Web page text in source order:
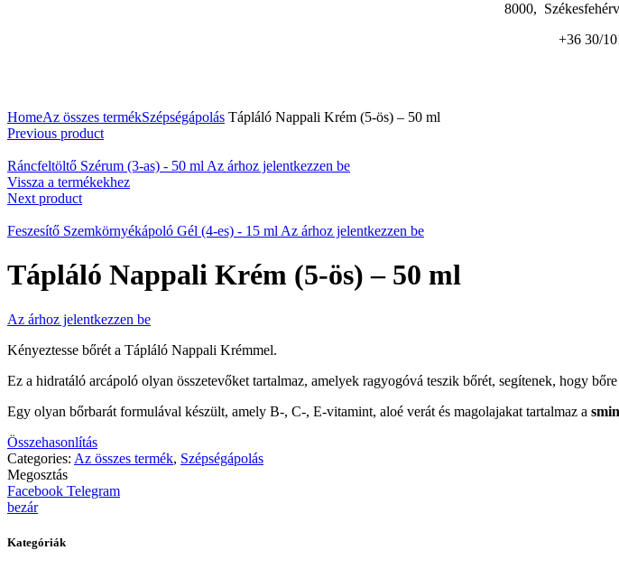
8000,
+36 30/
HomeAz összes termékSzépségápolás Tápláló Nappali Krém (5-ös) – 50 ml
Previous product
Ráncfeltöltő Szérum (3-as) - 50 ml Az árhoz jelentkezzen be
Vissza a termékekhez
Next product
Feszesítő Szemkörnyékápoló Gél (4-es) - 15 ml Az árhoz jelentkezzen be
Tápláló Nappali Krém (5-ös) – 50 ml
Az árhoz jelentkezzen be
Kényeztesse bőrét a Tápláló Nappali Krémmel.
Ez a hidratáló arcápoló olyan összetevőket tartalmaz, amelyek ragyogóvá teszik bőrét, segítenek, hogy
Egy olyan bőrbarát formulával készült, amely B-, C-, E-vitamint, aloé verát és magolajakat tartalmaz a
Összehasonlítás
Categories: Az összes termék, Szépségápolás
Megosztás
Facebook Telegram
bezár
Kategóriák